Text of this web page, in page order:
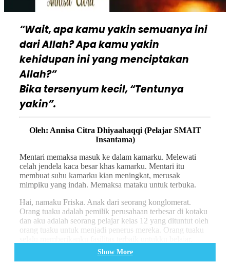
“Wait, apa kamu yakin semuanya ini
dari Allah? Apa kamu yakin
kehidupan ini yang menciptakan
Allah?”
Bika tersenyum kecil, “Tentunya
yakin”.
Oleh: Annisa Citra Dhiyaahaqqi (Pelajar SMAIT
Insantama)
Mentari memaksa masuk ke dalam kamarku. Melewati
celah jendela kaca besar khas kamarku. Mentari itu
membuat suhu kamarku kian meningkat, merusak
mimpiku yang indah. Memaksa mataku untuk terbuka.
Hai, namaku Friska. Anak dari seorang konglomerat.
Orang tuaku adalah pemilik perusahaan terbesar di kotaku
dan aku adalah seorang pelajar kelas 12 yang dituntut oleh
orang tuaku untuk menjadi penerus mereka. Orang tuaku
Mulai dari kamar yang nyaman, sekolah bergengsi,
diberikan untuk menunjang masaku belajar. Kesempatan
Show More